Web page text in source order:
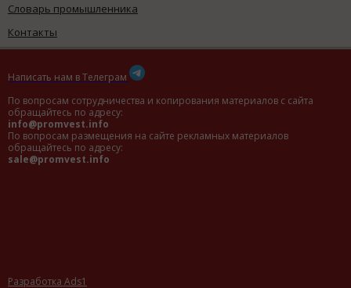
Словарь промышленника
Контакты
Написать нам в Телеграм
По вопросам сотрудничества и копирования материалов с сайта
обращайтесь по адресу:
info@promvest.info
По вопросам размещения на сайте рекламных материалов
обращайтесь по адресу:
sale@promvest.info
Разработка Ads1